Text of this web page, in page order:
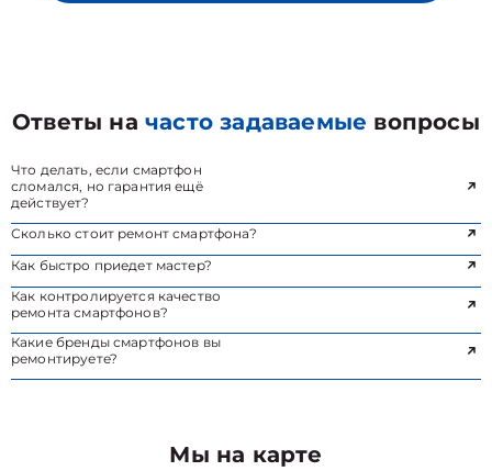
Ответы начасто задаваемые вопросы
Что делать, если смартфон
сломался, но гарантия ещё
действует?
Сколько стоит ремонт смартфона?
Как быстро приедет мастер?
Как контролируется качество
ремонта смартфонов?
Какие бренды смартфонов вы
ремонтируете?
Мы на карте